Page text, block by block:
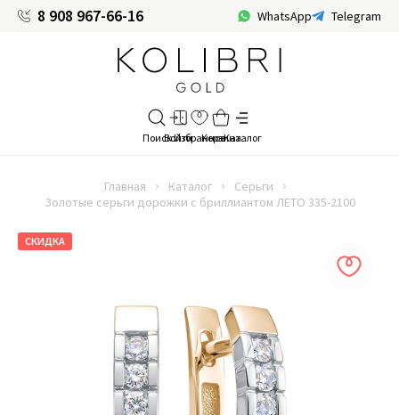
8 908 967-66-16 WhatsApp Telegram
Главная Каталог
Серьги
Золотые серьги дорожки с бриллиантом ЛЕТО 335-2100
СКИДКА